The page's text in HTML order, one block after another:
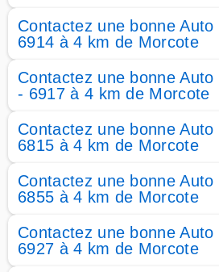
Contactez une bonne
6914 à 4 km de Morcote
Contactez une bonne
- 6917 à 4 km de Morcote
Contactez une bonne
6815 à 4 km de Morcote
Contactez une bonne
6855 à 4 km de Morcote
Contactez une bonne
6927 à 4 km de Morcote